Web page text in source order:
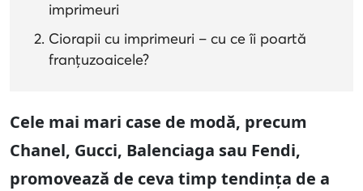
imprimeuri
Ciorapii cu imprimeuri – cu ce îi poartă
franțuzoaicele?
Cele mai mari case de modă, precum
Chanel, Gucci, Balenciaga sau Fendi,
promovează de ceva timp tendința de a